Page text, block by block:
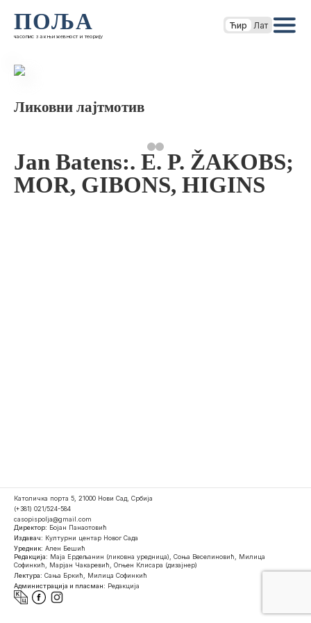
ПОЉА
часопис за књижевност и теорију
Ћир Лат
Ликовни лајтмотив
Jan Batens:. E. P. ŽAKOBS;
MOR, GIBONS, HIGINS
Католичка порта 5, 21000 Нови Сад, Србија
(+381) 021/524-584
casopispolja@gmail.com
Директор: Бојан Панаотовић
Издавач: Културни центар Новог Сада
Уредник: Ален Бешић
Редакција: Маја Ердељанин (ликовна уредница), Соња Веселиновић, Милица
Софинкић, Марјан Чакаревић, Огњен Клисара (дизајнер)
Лектура: Сања Бркић, Милица Софинкић
Администрација и пласман: Редакција